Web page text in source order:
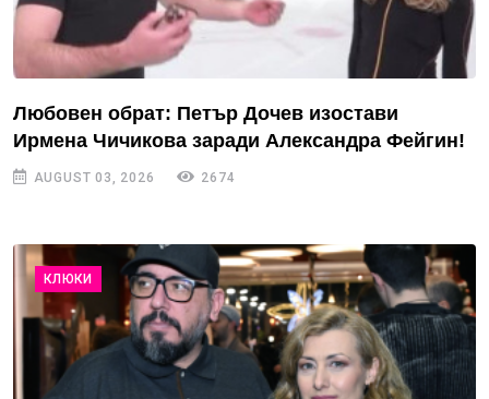
Любовен обрат: Петър Дочев изостави
Ирмена Чичикова заради Александра Фейгин!
AUGUST 03, 2026 2674
КЛЮКИ